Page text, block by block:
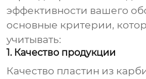
эффективности вашего
основные критерии,
учитывать:
1. Качество продукции
Качество пластин из